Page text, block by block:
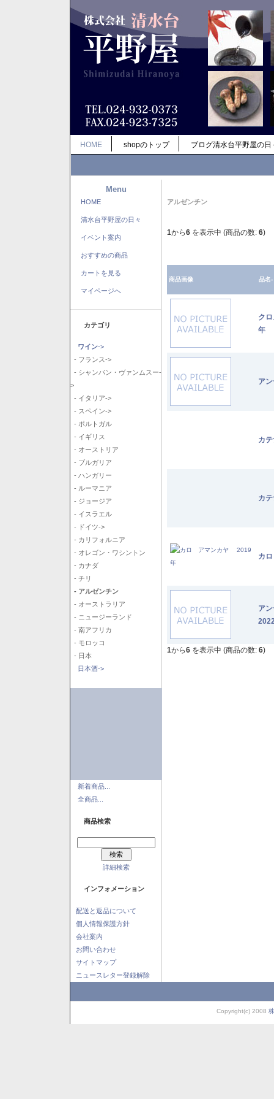
HOME shopのトップ ブログ清水台平野屋の日
Menu
HOME
清水台平野屋の日々
イベント案内
おすすめの商品
カートを見る
マイページへ
カテゴリ
ワイン->
- フランス->
- シャンパン・ヴァンムスー-
>
- イタリア->
- スペイン->
- ポルトガル
- イギリス
- オーストリア
- ブルガリア
- ハンガリー
- ルーマニア
- ジョージア
- イスラエル
- ドイツ->
- カリフォルニア
- オレゴン・ワシントン
- カナダ
- チリ
- アルゼンチン
- オーストラリア
- ニュージーランド
- 南アフリカ
- モロッコ
- 日本
日本酒->
新着商品...
全商品...
商品検索
詳細検索
インフォメーション
配送と返品について
個人情報保護方針
会社案内
お問い合わせ
サイトマップ
ニュースレター登録解除
アルゼンチン
1から6 を表示中 (商品の数: 6)
商品画像 品名-
ク
年
ア
カ
カ
カ
ア
1から6 を表示中 (商品の数: 6)
Copyright(c) 2008